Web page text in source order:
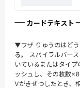
カードテキスト
▼ワザ りゅうのはど
る。 スパイラルバー
いているまたはタイ
ッシュし、その枚数
Vがきぜつしたとき、